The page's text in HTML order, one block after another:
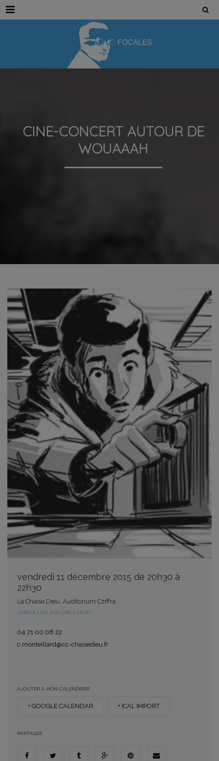
Menu
CINE-CONCERT AUTOUR DE
WOUAAAH
vendredi 11 décembre 2015 de 20h30 à
22h30
La Chaise Dieu, Auditorium Cziffra
VOIR LE LIEU SUR UNE CARTE
04 71 00 08 22
c.monteillard@cc-chaisedieu.fr
AJOUTER À MON CALENDRIER
+ GOOGLE CALENDAR + ICAL IMPORT
PARTAGER